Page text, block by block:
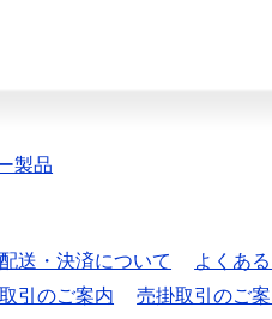
製品
配送・決済について
よくあ
引のご案内 売掛取引のご